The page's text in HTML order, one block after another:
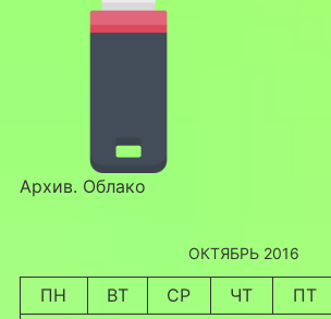
Архив. Облако
ОКТЯБРЬ 2016
ПН ВТ СР ЧТ ПТ